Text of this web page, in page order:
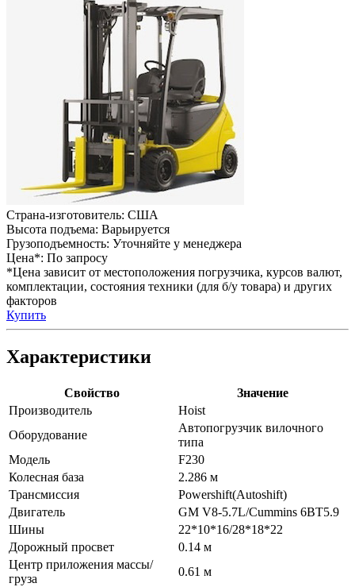
Страна-изготовитель: США
Высота подъема: Варьируется
Грузоподъемность: Уточняйте у менеджера
Цена*: По запросу
*Цена зависит от местоположения погрузчика, курсов валют,
комплектации, состояния техники (для б/у товара) и других
факторов
Купить
Характеристики
Свойство
Значение
Производитель
Hoist
Оборудование
Автопогрузчик вилочного
типа
Модель
F230
Колесная база
2.286 м
Трансмиссия
Powershift(Autoshift)
Двигатель
GM V8-5.7L/Cummins 6BT5.9
Шины
22*10*16/28*18*22
Дорожный просвет
0.14 м
Центр приложения массы/
груза
0.61 м